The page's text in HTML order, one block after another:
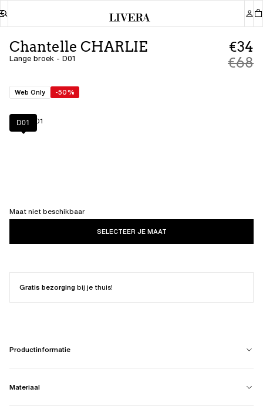
Chantelle CHARLIE
Lange broek - D01
€34
€68
Web Only -50%
Kleur: D01
D01
Maat niet beschikbaar
SELECTEER JE MAAT
Gratis bezorgingbij je thuis!
Productinformatie
Materiaal